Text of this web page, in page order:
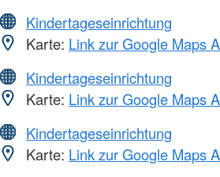
Kindertageseinrichtung
Karte: Link zur Google Maps
Kindertageseinrichtung
Karte: Link zur Google Maps
Kindertageseinrichtung
Karte: Link zur Google Maps